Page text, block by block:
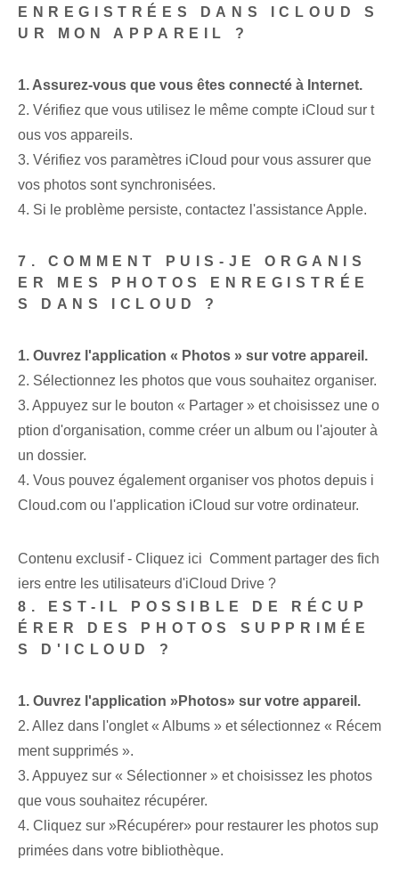
ENREGISTRÉES DANS ‌ICLOUD ​S
UR MON APPAREIL ?
1.⁣ Assurez-vous que vous⁢ êtes connecté à Internet.
2. Vérifiez que vous utilisez le même compte iCloud sur t
ous vos appareils.
3. Vérifiez vos paramètres iCloud pour vous assurer que
vos photos sont synchronisées.
4.‌ Si le problème persiste, contactez l'assistance Apple.
7.‌ COMMENT PUIS-JE ORGANIS
ER MES PHOTOS ENREGISTRÉE
S DANS ICLOUD ?
1. Ouvrez⁤ l'application « Photos » sur votre appareil.
2. Sélectionnez les photos‌ que vous souhaitez organiser.
3. Appuyez sur le bouton « Partager » et choisissez une o
ption d'organisation, comme créer un album ou l'ajouter à
un dossier.
4. Vous pouvez également organiser vos photos depuis i
Cloud.com ou l'application iCloud sur votre ordinateur.
Contenu exclusif - Cliquez ici Comment partager des fich
iers entre les utilisateurs d'iCloud Drive ?
8. EST-IL POSSIBLE DE RÉCUP
ÉRER DES PHOTOS SUPPRIMÉE
S D'ICLOUD ?
1. Ouvrez l'application ‍»Photos» sur votre appareil.
2. ⁤Allez dans l'onglet « Albums » et sélectionnez⁤ « Récem
ment supprimés ».
3. Appuyez sur « Sélectionner » et choisissez les ⁢photos
que vous souhaitez ⁢récupérer.
4. Cliquez sur ‌»Récupérer» pour⁣ restaurer les photos sup
primées dans votre bibliothèque.